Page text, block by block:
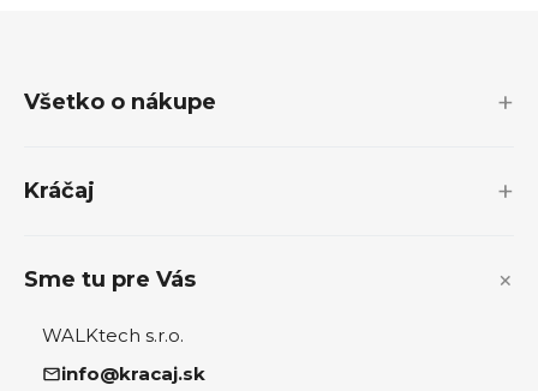
Všetko o nákupe
Kráčaj
Sme tu pre Vás
WALKtech s.r.o.
info@kracaj.sk